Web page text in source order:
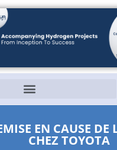
EN CAUSE DE
CHEZ TOYOTA